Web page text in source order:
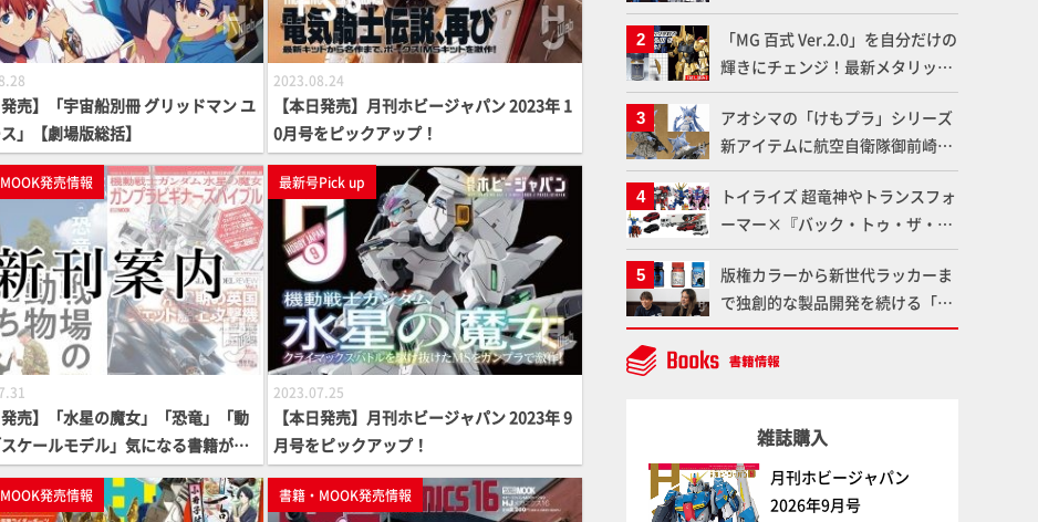
発売】「宇宙船別冊 グリッドマン ユ
」【劇場版総括】
2023.08.24
【本日発売】月刊ホビージャパン 2023年 1
0月号をピックアップ！
発売情報
発売】「水星の魔女」「恐竜」「動
ケールモデル」気になる書籍が
！
最新号Pick up
2023.07.25
【本日発売】月刊ホビージャパン 2023年 9
月号をピックアップ！
発売情報 書籍・MOOK発売情報
造形で登場！気になる仕様を試作
品の撮り下ろしでご紹介!!さらに
「大鉄人17」＆「ワンエイト」セ
ット情報もお届け！【超合金の
魂】
「MG 百式 Ver.2.0」を自分だけの
輝きにチェンジ！最新メタリック
塗料を使ってより金属感を増した
仕上がりに!!【試し読み】
アオシマの「けもプラ」シリーズ
新アイテムに航空自衛隊御前崎分
屯基地の公式キャラクターとして
誕生した「おまねこ」が着任！け
もプラ公式サイト限定版と通常版
の2ラインで発売！
トイライズ 超竜神やトランスフォ
ーマー×『バック・トゥ・ザ・フ
ューチャー』コラボアイテムな
ど、タカラトミーの注目アイテム
をチェック!!【タカラトミー
NEWITEM】
版権カラーから新世代ラッカーま
で独創的な製品開発を続ける「ガ
イアノーツ」に塗料開発の裏側と
ラッカー塗料の未来についてイン
雑誌購入
月刊ホビージャパン
2026年9月号